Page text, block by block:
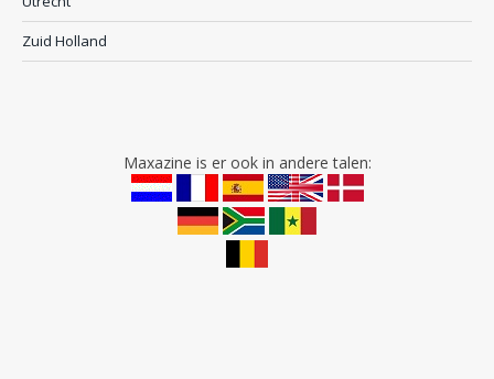
Zuid Holland
Maxazine is er ook in andere talen: